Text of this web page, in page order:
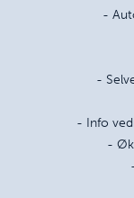
-
-
- Info
-